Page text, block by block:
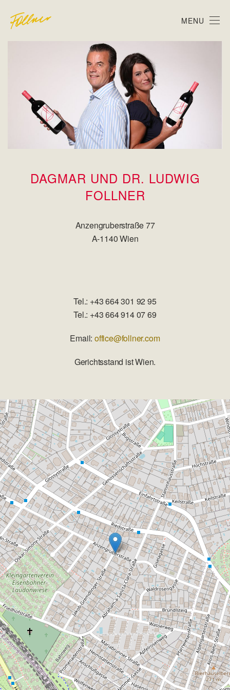
MENU
DAGMAR UND DR. LUDWIG
FOLLNER
Anzengruberstraße 77
A-1140 Wien
Tel.: +43 664 301 92 95
Tel.: +43 664 914 07 69
Email:office@follner.com
Gerichtsstand ist Wien.